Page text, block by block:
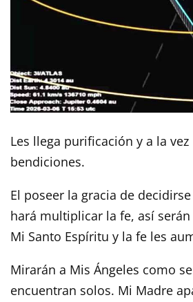
Les llega purificación y a la
bendiciones.
El poseer la gracia de
hará multiplicar la fe, así
Mi Santo Espíritu y la fe les
Mirarán a Mis Ángeles como
encuentran solos. Mi Madre